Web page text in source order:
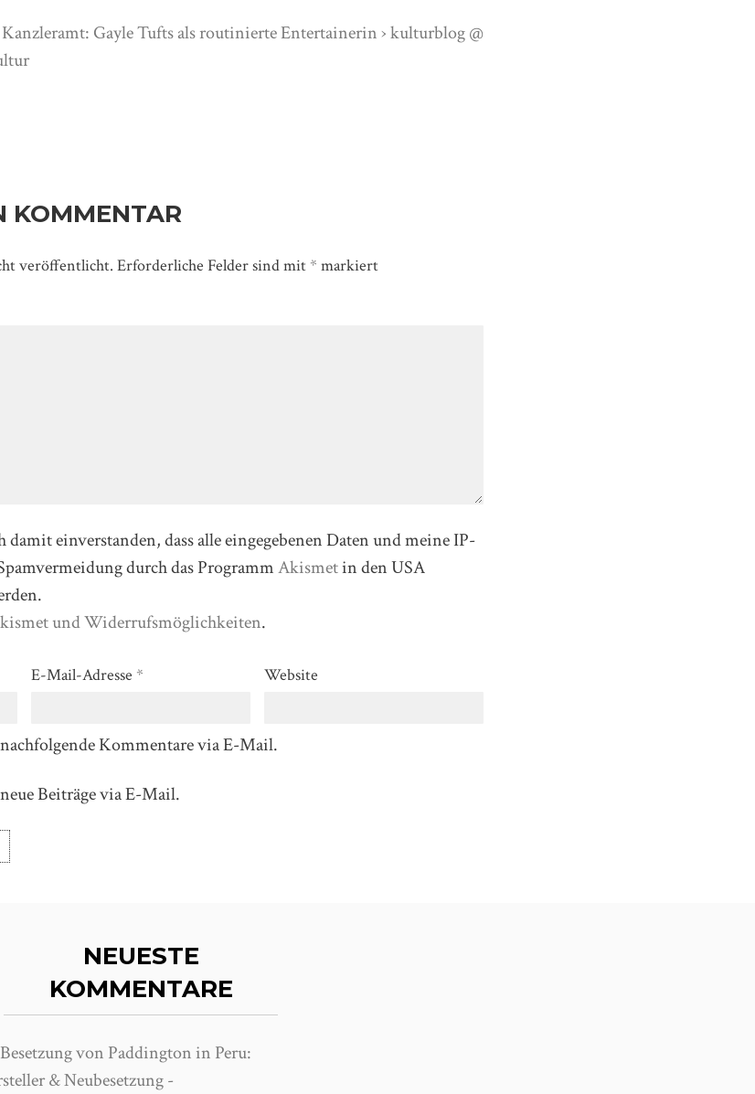
Gayle Tufts als routinierte Entertainerin › kulturblog @
KOMMENTAR
veröffentlicht. Erforderliche Felder sind mit * markiert
damit einverstanden, dass alle eingegebenen Daten und meine IP-
durch das ProgrammAkismetin den USA
und Widerrufsmöglichkeiten.
E-Mail-Adresse * Website
Kommentare via E-Mail.
Beiträge via E-Mail.
NEUESTE
KOMMENTARE
Besetzung von Paddington in Peru:
& Neubesetzung -